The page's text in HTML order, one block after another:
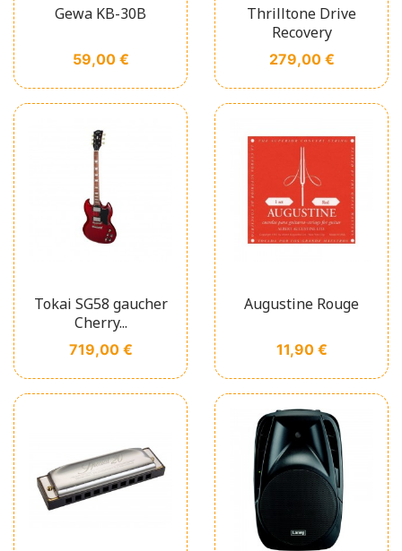
Gewa KB-30B
Prix
59,00 €
Thrilltone Drive
Recovery
Prix
279,00 €
Tokai SG58 gaucher
Cherry...
Prix
719,00 €
Augustine Rouge
Prix
11,90 €